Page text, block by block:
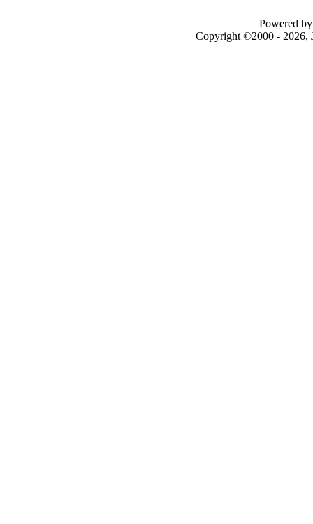
Powered
Copyright ©2000 - 2026,